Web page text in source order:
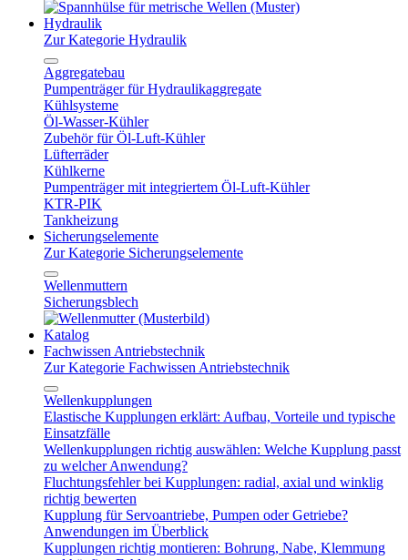
Hydraulik
Zur Kategorie Hydraulik
Aggregatebau
Pumpenträger für Hydraulikaggregate
Kühlsysteme
Öl-Wasser-Kühler
Zubehör für Öl-Luft-Kühler
Lüfterräder
Kühlkerne
Pumpenträger mit integriertem Öl-Luft-Kühler
KTR-PIK
Tankheizung
Sicherungselemente
Zur Kategorie Sicherungselemente
Wellenmuttern
Sicherungsblech
Katalog
Fachwissen Antriebstechnik
Zur Kategorie Fachwissen Antriebstechnik
Wellenkupplungen
Elastische Kupplungen erklärt: Aufbau, Vorteile und typische
Einsatzfälle
Wellenkupplungen richtig auswählen: Welche Kupplung passt
zu welcher Anwendung?
Fluchtungsfehler bei Kupplungen: radial, axial und winklig
richtig bewerten
Kupplung für Servoantriebe, Pumpen oder Getriebe?
Anwendungen im Überblick
Kupplungen richtig montieren: Bohrung, Nabe, Klemmung